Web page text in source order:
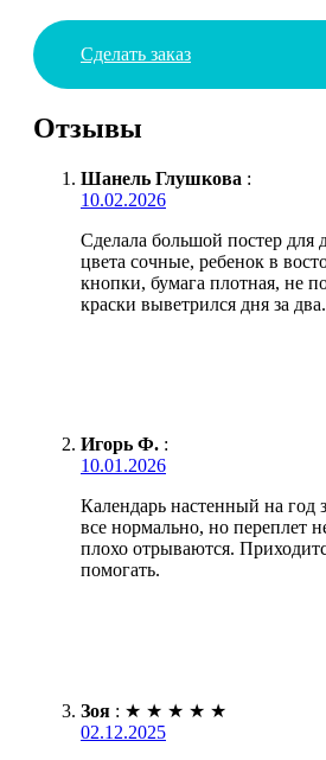
Сделать заказ
Отзывы
Шанель Глушкова :
10.02.2026
Сделала большой постер для
цвета сочные, ребенок в
кнопки, бумага плотная, не
краски выветрился дня за два.
Игорь Ф. :
10.01.2026
Календарь настенный на год
все нормально, но переплет
плохо отрываются.
помогать.
Зоя : ★ ★ ★ ★ ★
02.12.2025